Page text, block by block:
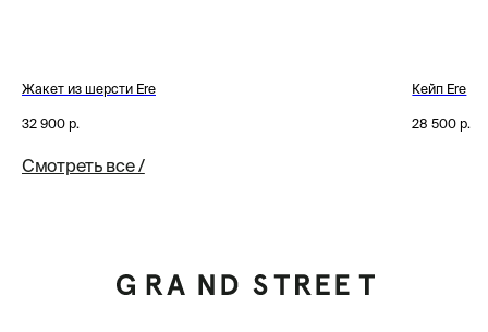
Жакет из шерсти Ere
32 900 р.
Кейп Ere
28 500 р.
Смотреть все /